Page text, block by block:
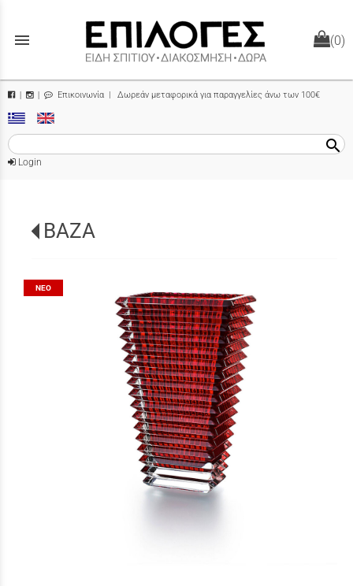
menu (0)
| Επικοινωνία | Δωρεάν μεταφορικά για παραγγελίες άνω των 100€
search
Login
ΒΑΖΑ
ΝΈΟ